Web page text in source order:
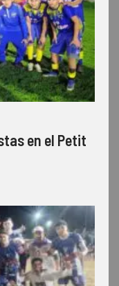
en el Petit